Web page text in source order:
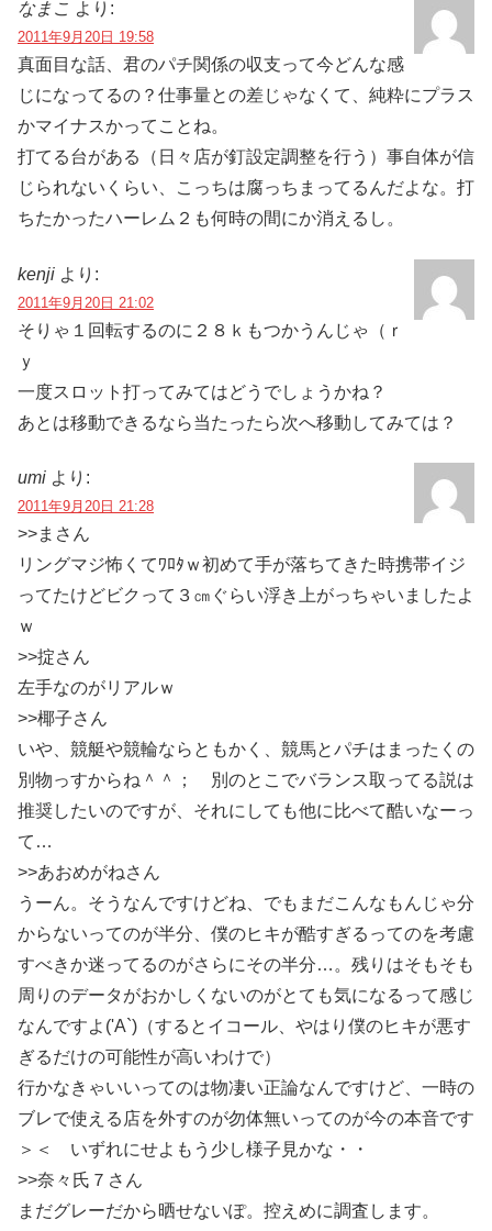
なまこ より:
2011年9月20日 19:58
真面目な話、君のパチ関係の収支って今どんな感
じになってるの？仕事量との差じゃなくて、純粋にプラス
かマイナスかってことね。
打てる台がある（日々店が釘設定調整を行う）事自体が信
じられないくらい、こっちは腐っちまってるんだよな。打
ちたかったハーレム２も何時の間にか消えるし。
kenji より:
2011年9月20日 21:02
そりゃ１回転するのに２８ｋもつかうんじゃ（ｒ
ｙ
一度スロット打ってみてはどうでしょうかね？
あとは移動できるなら当たったら次へ移動してみては？
umi より:
2011年9月20日 21:28
>>まさん
リングマジ怖くてﾜﾛﾀｗ初めて手が落ちてきた時携帯イジ
ってたけどビクって３㎝ぐらい浮き上がっちゃいましたよ
ｗ
>>掟さん
左手なのがリアルｗ
>>椰子さん
いや、競艇や競輪ならともかく、競馬とパチはまったくの
別物っすからね＾＾； 別のとこでバランス取ってる説は
推奨したいのですが、それにしても他に比べて酷いなーっ
て…
>>あおめがねさん
うーん。そうなんですけどね、でもまだこんなもんじゃ分
からないってのが半分、僕のヒキが酷すぎるってのを考慮
すべきか迷ってるのがさらにその半分…。残りはそもそも
周りのデータがおかしくないのがとても気になるって感じ
なんですよ('A`)（するとイコール、やはり僕のヒキが悪す
ぎるだけの可能性が高いわけで）
行かなきゃいいってのは物凄い正論なんですけど、一時の
ブレで使える店を外すのが勿体無いってのが今の本音です
＞＜ いずれにせよもう少し様子見かな・・
>>奈々氏７さん
まだグレーだから晒せないぽ。控えめに調査します。